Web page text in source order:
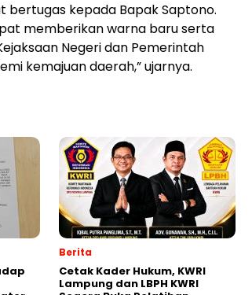
bertugas kepada Bapak Saptono.
memberikan warna baru serta
Negeri dan Pemerintah
kemajuan daerah,” ujarnya.
Berita
Cetak Kader Hukum, KWRI
Lampung dan LBPH KWRI